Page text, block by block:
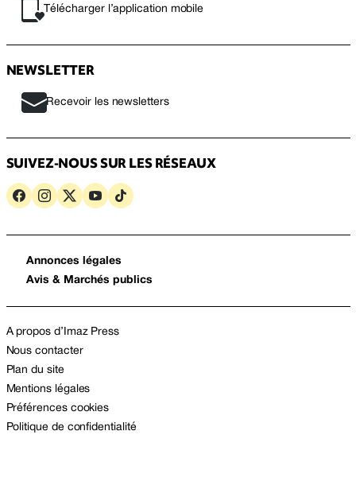
Télécharger l’application mobile
NEWSLETTER
Recevoir les newsletters
SUIVEZ-NOUS SUR LES RÉSEAUX
Annonces légales
Avis & Marchés publics
A propos d’Imaz Press
Nous contacter
Plan du site
Mentions légales
Préférences cookies
Politique de confidentialité